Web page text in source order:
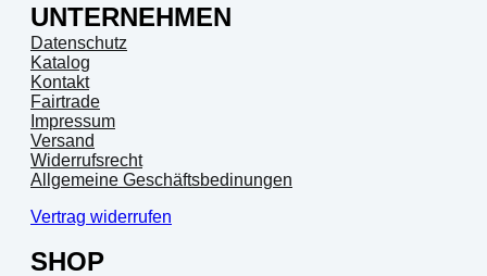
UNTERNEHMEN
Datenschutz
Katalog
Kontakt
Fairtrade
Impressum
Versand
Widerrufsrecht
Allgemeine Geschäftsbedinungen
Vertrag widerrufen
SHOP